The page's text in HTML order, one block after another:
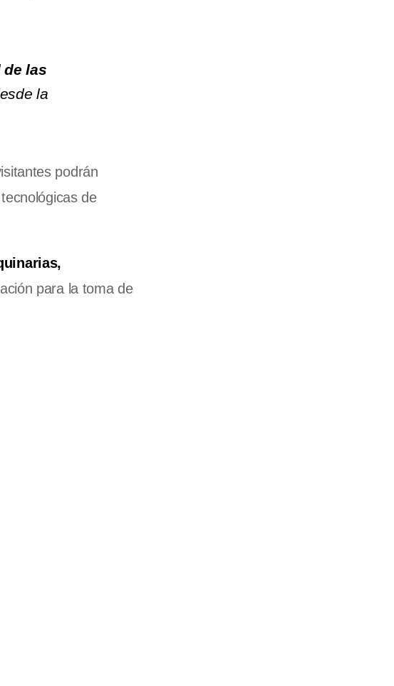
de las
la
podrán
de
para la toma de